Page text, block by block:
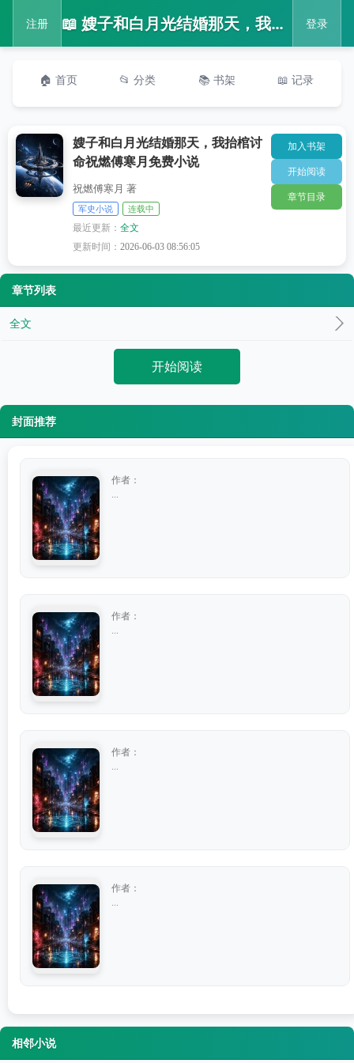
注册 📖 嫂子和白月光结婚那天，我抬棺讨命祝燃傅寒月免费小说 登录
🏠 首页 📂 分类 📚 书架 📖 记录
嫂子和白月光结婚那天，我抬棺讨
命祝燃傅寒月免费小说
祝燃傅寒月 著
军史小说 连载中
最近更新：全文
更新时间：2026-06-03 08:56:05
加入书架
开始阅读
章节目录
章节列表
全文
开始阅读
封面推荐
作者：
作者：
作者：
作者：
相邻小说